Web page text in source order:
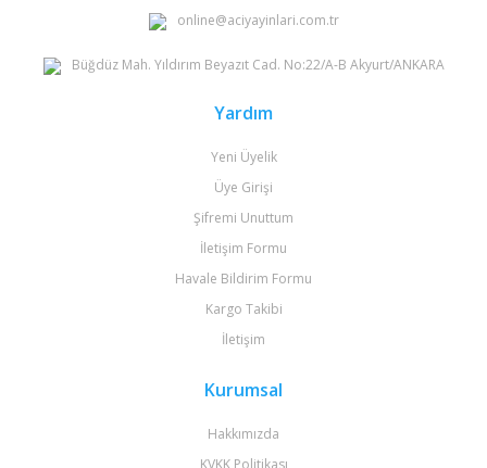
online@aciyayinlari.com.tr
Büğdüz Mah. Yıldırım Beyazıt Cad. No:22/A-B Akyurt/ANKARA
Yardım
Yeni Üyelik
Üye Girişi
Şifremi Unuttum
İletişim Formu
Havale Bildirim Formu
Kargo Takibi
İletişim
Kurumsal
Hakkımızda
KVKK Politikası